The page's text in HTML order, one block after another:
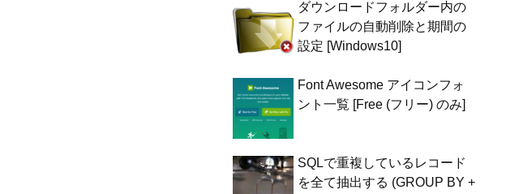
ダウンロードフォルダー内の
ファイルの自動削除と期間の
設定 [Windows10]
Font Awesome アイコンフォ
ント一覧 [Free (フリー) のみ]
SQLで重複しているレコード
を全て抽出する (GROUP BY +